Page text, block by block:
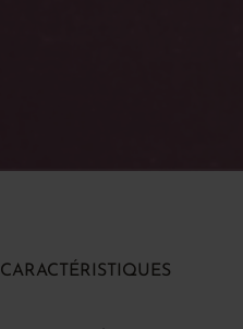
CARACTÉRISTIQUES